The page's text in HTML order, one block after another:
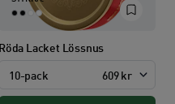
Röda Lacket Lössnus
10-pack 609 kr